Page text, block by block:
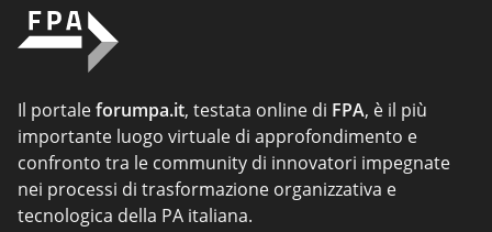
Il portaleforumpa.it, testata online di FPA, è il più
importante luogo virtuale di approfondimento e
confronto tra le community di innovatori impegnate
nei processi di trasformazione organizzativa e
tecnologica della PA italiana.